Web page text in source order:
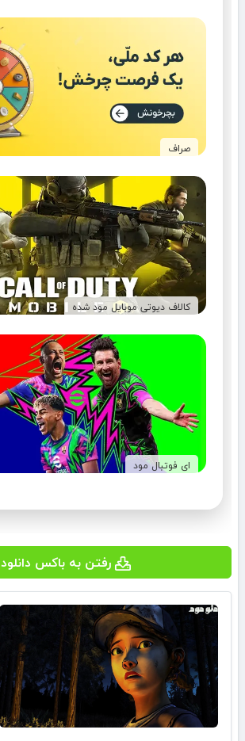
صراف
کالاف دیوتی موبایل مود شده
ای فوتبال مود
رفتن به باکس دانلود